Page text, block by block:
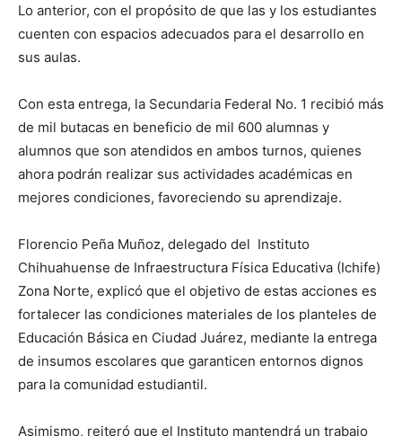
Lo anterior, con el propósito de que las y los estudiantes
cuenten con espacios adecuados para el desarrollo en
sus aulas.
Con esta entrega, la Secundaria Federal No. 1 recibió más
de mil butacas en beneficio de mil 600 alumnas y
alumnos que son atendidos en ambos turnos, quienes
ahora podrán realizar sus actividades académicas en
mejores condiciones, favoreciendo su aprendizaje.
Florencio Peña Muñoz, delegado del Instituto
Chihuahuense de Infraestructura Física Educativa (Ichife)
Zona Norte, explicó que el objetivo de estas acciones es
fortalecer las condiciones materiales de los planteles de
Educación Básica en Ciudad Juárez, mediante la entrega
de insumos escolares que garanticen entornos dignos
para la comunidad estudiantil.
Asimismo, reiteró que el Instituto mantendrá un trabajo